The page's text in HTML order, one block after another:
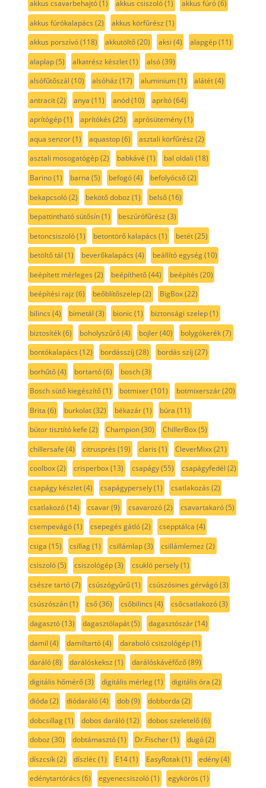
akkus csavarbehajtó(1) akkus csiszoló(1) akkus fúró(6)
akkus fúrókalapács (2) akkus körfűrész (1)
akkus porszívó(118) akkutöltő(20) aksi (4) alapgép(11)
alaplap(5) alkatrész készlet(1) alsó(39)
alsófűtőszál (10) alsóház (17) aluminium(1) alátét(4)
antracit(2) anya (11) anód(10) aprító(64)
aprítógép(1) aprítókés (25) aprósütemény(1)
aqua senzor(1) aquastop(6) asztali körfűrész (2)
asztali mosogatógép(2) babkávé (1) bal oldali (18)
Barino(1) barna (5) befogó(4) befolyócső(2)
bekapcsoló(2) bekötő doboz (1) belső(16)
bepattintható sütősín(1) beszúrófűrész (3)
betoncsiszoló(1) betontörő kalapács (1) betét(25)
betöltő tál (1) beverőkalapács (4) beállító egység(10)
beépített mérleges (2) beépíthető(44) beépítés (20)
beépítési rajz (6) beőblítőszelep(2) BigBox(22)
bilincs (4) bimetál (3) bionic(1) biztonsági szelep(1)
biztosíték(6) boholyszűrő(4) bojler(40) bolygókerék(7)
bontókalapács (12) bordásszíj (28) bordás szíj (27)
borhűtő(4) bortartó(6) bosch(3)
Bosch sütő kiegészítő(1) botmixer(101) botmixerszár(20)
Brita (6) burkolat(32) békazár(1) búra (11)
bútor tisztító kefe (2) Champion(30) ChillerBox(5)
chillersafe (4) citrusprés (19) claris (1) CleverMixx(21)
coolbox(2) crisperbox(13) csapágy(55) csapágyfedél (2)
csapágy készlet(4) csapágypersely(1) csatlakozás (2)
csatlakozó(14) csavar(9) csavarozó(2) csavartakaró(5)
csempevágó(1) csepegés gátló(2) csepptálca (4)
csiga (15) csillag(1) csillámlap(3) csillámlemez (2)
csiszoló(5) csiszológép(3) csukló persely(1)
csésze tartó(7) csúszógyűrű(1) csúszósines gérvágó(3)
csúszószán(1) cső(36) csőbilincs (4) csőcsatlakozó(3)
dagasztó(13) dagasztólapát(5) dagasztószár(14)
damil (4) damiltartó(4) daraboló csiszológép(1)
daráló(8) darálóskeksz (1) darálóskávéfőző(89)
digitális hőmérő(3) digitális mérleg(1) digitális óra (2)
dióda (2) diódaráló(4) dob(9) dobborda (2)
dobcsillag(1) dobos daráló(12) dobos szeletelő(6)
doboz (30) dobtámasztó(1) Dr.Fischer(1) dugó(2)
díszcsík(2) díszléc(1) E14(1) EasyRotak(1) edény(4)
edénytartórács (6) egyenecsiszoló(1) egykörös (1)